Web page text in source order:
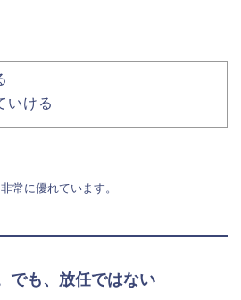
いける
常に優れています。
でも、放任ではない